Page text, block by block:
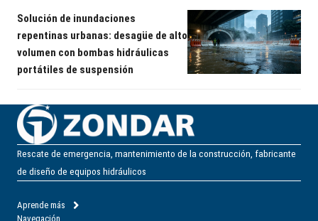
Solución de inundaciones
repentinas urbanas: desagüe de alto
volumen con bombas hidráulicas
portátiles de suspensión
Rescate de emergencia, mantenimiento de la construcción, fabricante
de diseño de equipos hidráulicos
Aprende más
Navegación